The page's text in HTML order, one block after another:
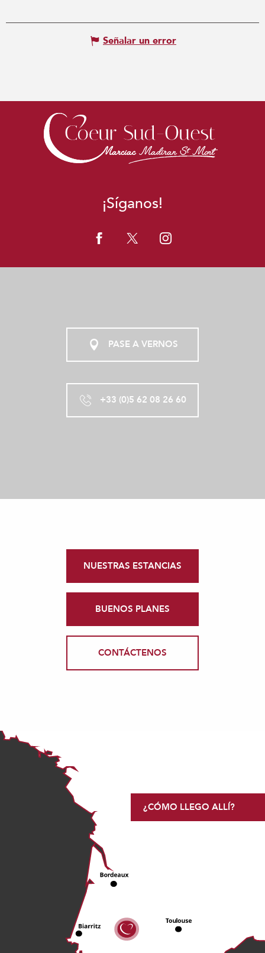
Señalar un error
¡Síganos!
PASE A VERNOS
+33 (0)5 62 08 26 60
NUESTRAS ESTANCIAS
BUENOS PLANES
CONTÁCTENOS
¿CÓMO LLEGO ALLÍ?